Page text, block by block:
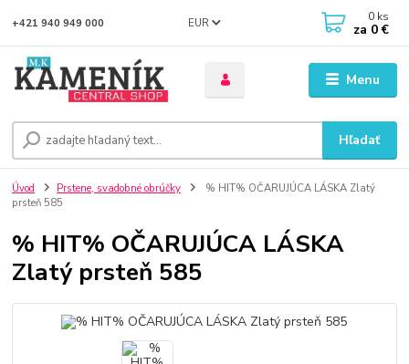
Menu
EUR
Hľadať
+421 940 949 000 0 ks
za 0 €
Úvod Prstene, svadobné obrúčky
% HIT% OČARUJÚCA LÁSKA Zlatý
prsteň 585
% HIT% OČARUJÚCA LÁSKA
Zlatý prsteň 585